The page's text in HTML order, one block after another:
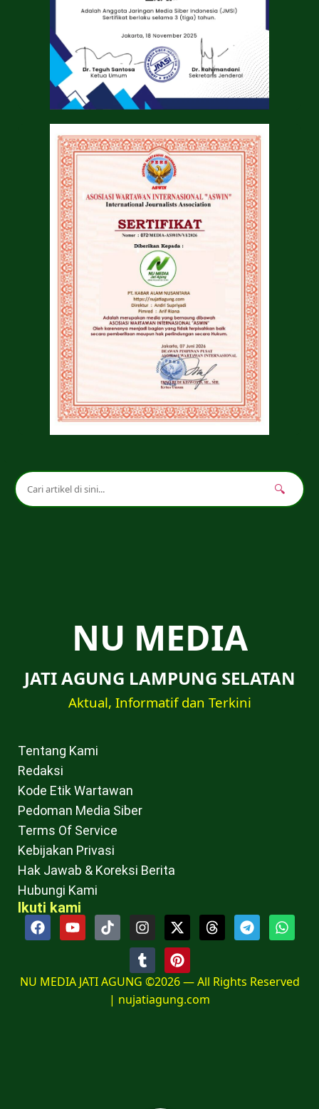
🔍
NU MEDIA
JATI AGUNG LAMPUNG SELATAN
Aktual, Informatif dan Terkini
Tentang Kami
Redaksi
Kode Etik Wartawan
Pedoman Media Siber
Terms Of Service
Kebijakan Privasi
Hak Jawab & Koreksi Berita
Hubungi Kami
Ikuti kami
NU MEDIA JATI AGUNG ©2026 — All Rights Reserved
| nujatiagung.com